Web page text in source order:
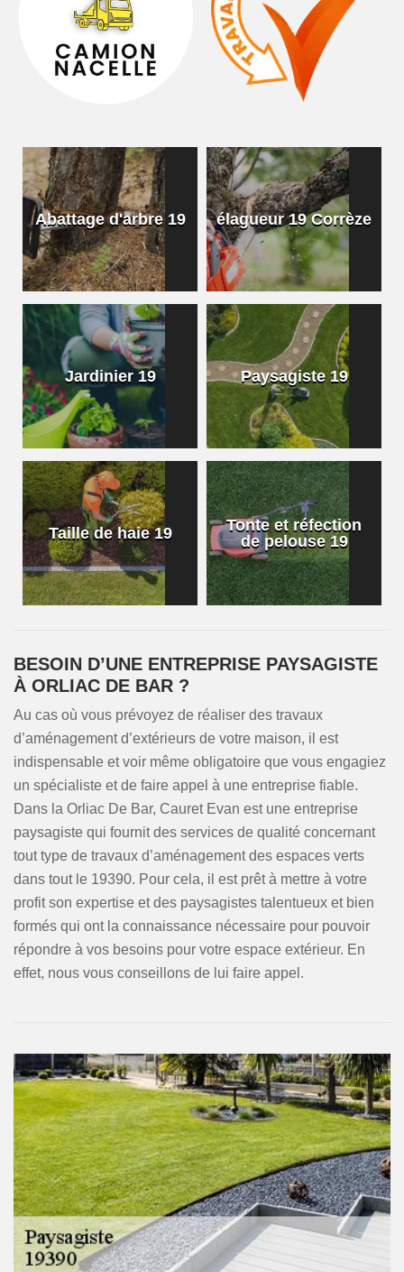
Abattage d'arbre 19 élagueur 19 Corrèze
Jardinier 19 Paysagiste 19
Taille de haie 19
Tonte et réfection
de pelouse 19
BESOIN D’UNE ENTREPRISE PAYSAGISTE
À ORLIAC DE BAR ?
Au cas où vous prévoyez de réaliser des travaux
d’aménagement d’extérieurs de votre maison, il est
indispensable et voir même obligatoire que vous engagiez
un spécialiste et de faire appel à une entreprise fiable.
Dans la Orliac De Bar, Cauret Evan est une entreprise
paysagiste qui fournit des services de qualité concernant
tout type de travaux d’aménagement des espaces verts
dans tout le 19390. Pour cela, il est prêt à mettre à votre
profit son expertise et des paysagistes talentueux et bien
formés qui ont la connaissance nécessaire pour pouvoir
répondre à vos besoins pour votre espace extérieur. En
effet, nous vous conseillons de lui faire appel.